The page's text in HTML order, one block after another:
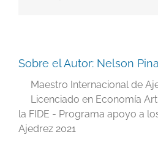
Sobre el Autor: Nelson
Maestro Internacional de
Licenciado en Economía
la FIDE - Programa apoyo a
Ajedrez 2021